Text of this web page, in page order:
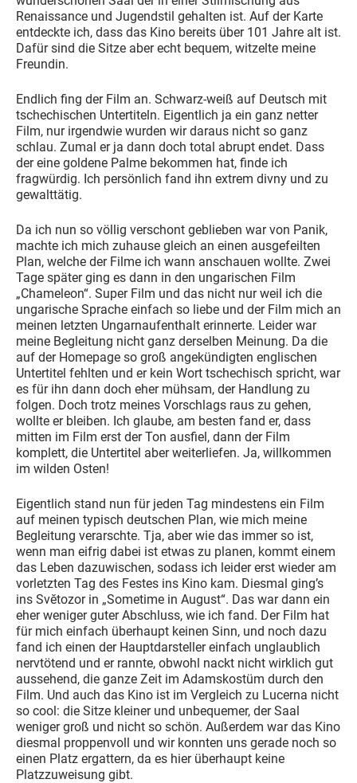
Renaissance und Jugendstil gehalten ist. Auf der Karte
entdeckte ich, dass das Kino bereits über 101 Jahre alt ist.
Dafür sind die Sitze aber echt bequem, witzelte meine
Freundin.
Endlich fing der Film an. Schwarz-weiß auf Deutsch mit
tschechischen Untertiteln. Eigentlich ja ein ganz netter
Film, nur irgendwie wurden wir daraus nicht so ganz
schlau. Zumal er ja dann doch total abrupt endet. Dass
der eine goldene Palme bekommen hat, finde ich
fragwürdig. Ich persönlich fand ihn extrem divny und zu
gewalttätig.
Da ich nun so völlig verschont geblieben war von Panik,
machte ich mich zuhause gleich an einen ausgefeilten
Plan, welche der Filme ich wann anschauen wollte. Zwei
Tage später ging es dann in den ungarischen Film
„Chameleon“. Super Film und das nicht nur weil ich die
ungarische Sprache einfach so liebe und der Film mich an
meinen letzten Ungarnaufenthalt erinnerte. Leider war
meine Begleitung nicht ganz derselben Meinung. Da die
auf der Homepage so groß angekündigten englischen
Untertitel fehlten und er kein Wort tschechisch spricht, war
es für ihn dann doch eher mühsam, der Handlung zu
folgen. Doch trotz meines Vorschlags raus zu gehen,
wollte er bleiben. Ich glaube, am besten fand er, dass
mitten im Film erst der Ton ausfiel, dann der Film
komplett, die Untertitel aber weiterliefen. Ja, willkommen
im wilden Osten!
Eigentlich stand nun für jeden Tag mindestens ein Film
auf meinen typisch deutschen Plan, wie mich meine
Begleitung verarschte. Tja, aber wie das immer so ist,
wenn man eifrig dabei ist etwas zu planen, kommt einem
das Leben dazuwischen, sodass ich leider erst wieder am
vorletzten Tag des Festes ins Kino kam. Diesmal ging’s
ins Svĕtozor in „Sometime in August“. Das war dann ein
eher weniger guter Abschluss, wie ich fand. Der Film hat
für mich einfach überhaupt keinen Sinn, und noch dazu
fand ich einen der Hauptdarsteller einfach unglaublich
nervtötend und er rannte, obwohl nackt nicht wirklich gut
aussehend, die ganze Zeit im Adamskostüm durch den
Film. Und auch das Kino ist im Vergleich zu Lucerna nicht
so cool: die Sitze kleiner und unbequemer, der Saal
weniger groß und nicht so schön. Außerdem war das Kino
diesmal proppenvoll und wir konnten uns gerade noch so
einen Platz ergattern, da es hier überhaupt keine
Platzzuweisung gibt.